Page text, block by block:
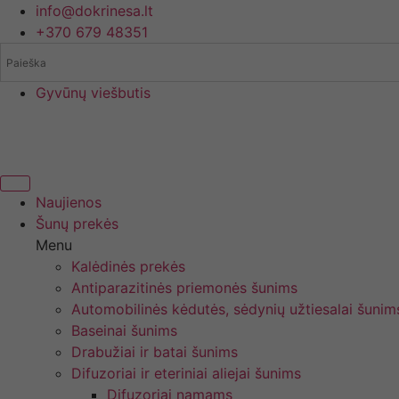
prie
info@dokrinesa.lt
+370 679 48351
Gyvūnų viešbutis
Naujienos
Šunų prekės
Menu
Kalėdinės prekės
Antiparazitinės priemonės šunims
Automobilinės kėdutės, sėdynių užtiesalai
Baseinai šunims
Drabužiai ir batai šunims
Difuzoriai ir eteriniai aliejai šunims
Difuzoriai namams